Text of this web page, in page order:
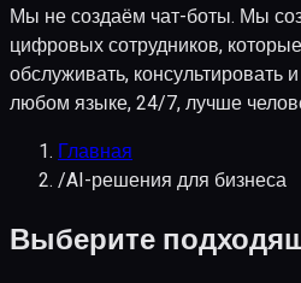
Мы не создаём чат-боты. Мы
цифровых сотрудников,
обслуживать, консультировать
любом языке, 24/7, лучше
Главная
/AI-решения для бизнеса
Выберите